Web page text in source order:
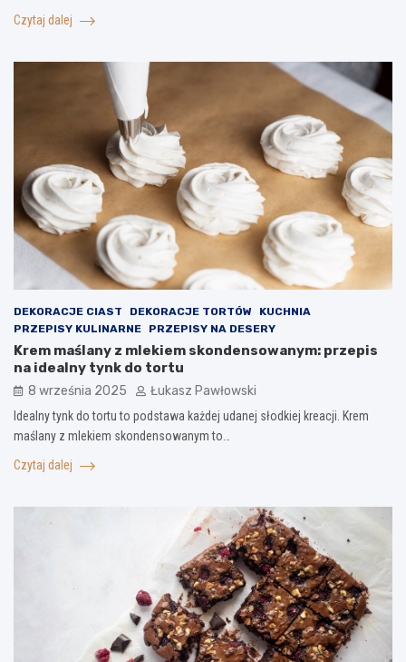
Czytaj dalej
DEKORACJE CIAST DEKORACJE TORTÓW
KUCHNIA
PRZEPISY KULINARNE
PRZEPISY NA DESERY
Krem maślany z mlekiem skondensowanym: przepis
na idealny tynk do tortu
8 września 2025 Łukasz Pawłowski
Idealny tynk do tortu to podstawa każdej udanej słodkiej kreacji. Krem
maślany z mlekiem skondensowanym to…
Czytaj dalej